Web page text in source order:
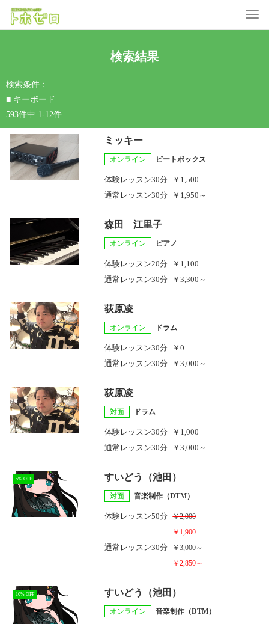
検索結果
検索条件：
■ キーボード
593件中 1-12件
ミッキー
オンライン ビートボックス
体験レッスン30分
￥1,500
通常レッスン30分 ￥1,950～
森田 江里子
オンライン ピアノ
体験レッスン20分
￥1,100
通常レッスン30分 ￥3,300～
荻原凌
オンライン ドラム
体験レッスン30分
￥0
通常レッスン30分 ￥3,000～
荻原凌
対面 ドラム
体験レッスン30分
￥1,000
通常レッスン30分 ￥3,000～
5% OFF すいどう（池田）
対面 音楽制作（DTM）
体験レッスン50分
￥2,000
￥1,900
通常レッスン30分
￥3,000～
￥2,850～
10% OFF すいどう（池田）
オンライン 音楽制作（DTM）